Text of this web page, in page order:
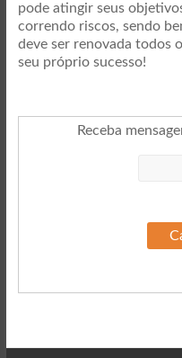
pode atingir seus
correndo riscos, sendo
deve ser renovada todos
seu próprio sucesso!
Receba